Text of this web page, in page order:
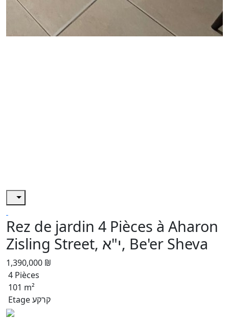
Rez de jardin 4 Pièces à Aharon
Zisling Street, י"א, Be'er Sheva
1,390,000 ₪
4 Pièces
101 m²
Etage קרקע